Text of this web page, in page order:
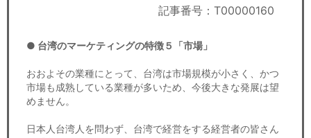
経済ニュース
労務顧問
記事番号：T00000160
● 台湾のマーケティングの特徴５「市場」
おおよその業種にとって、台湾は市場規模が小さく、かつ
市場も成熟している業種が多いため、今後大きな発展は望
めません。
日本人台湾人を問わず、台湾で経営をする経営者の皆さん